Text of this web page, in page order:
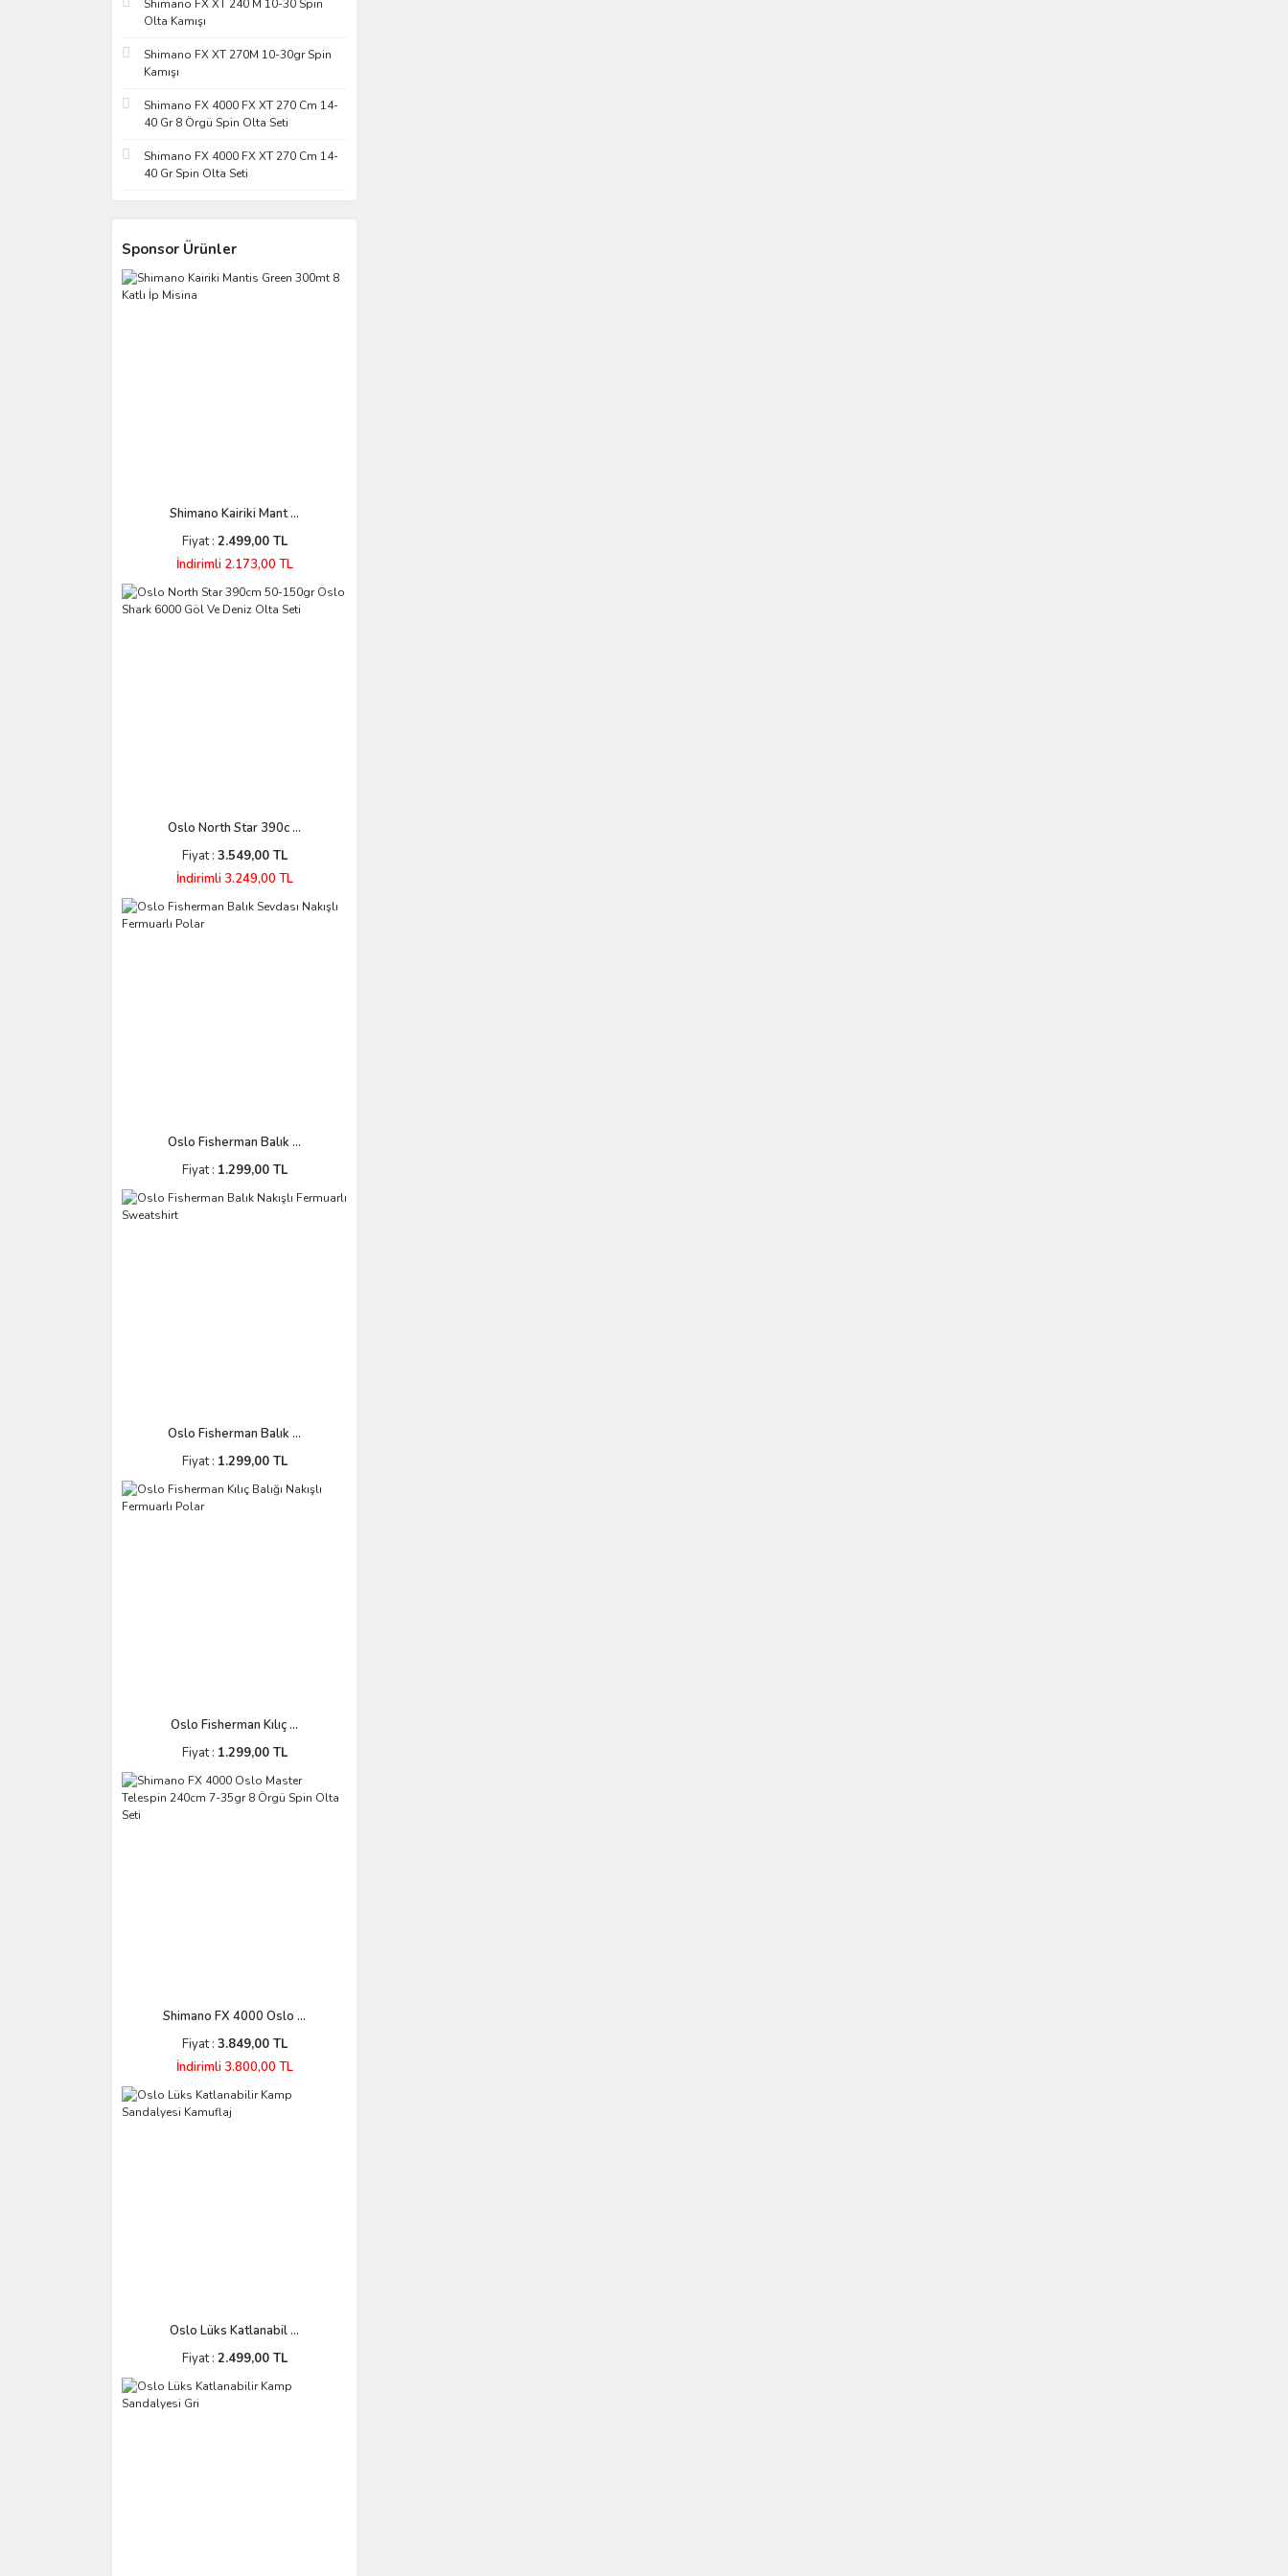
Shimano FX XT 240 M 10-30 Spin
Olta Kamışı
Shimano FX XT 270M 10-30gr Spin
Kamışı
Shimano FX 4000 FX XT 270 Cm 14-
40 Gr 8 Örgü Spin Olta Seti
Shimano FX 4000 FX XT 270 Cm 14-
40 Gr Spin Olta Seti
Sponsor Ürünler
Shimano Kairiki Mant ...
Fiyat : 2.499,00 TL
İndirimli 2.173,00 TL
Oslo North Star 390c ...
Fiyat : 3.549,00 TL
İndirimli 3.249,00 TL
Oslo Fisherman Balık ...
Fiyat : 1.299,00 TL
Oslo Fisherman Balık ...
Fiyat : 1.299,00 TL
Oslo Fisherman Kılıç ...
Fiyat : 1.299,00 TL
Shimano FX 4000 Oslo ...
Fiyat : 3.849,00 TL
İndirimli 3.800,00 TL
Oslo Lüks Katlanabil ...
Fiyat : 2.499,00 TL